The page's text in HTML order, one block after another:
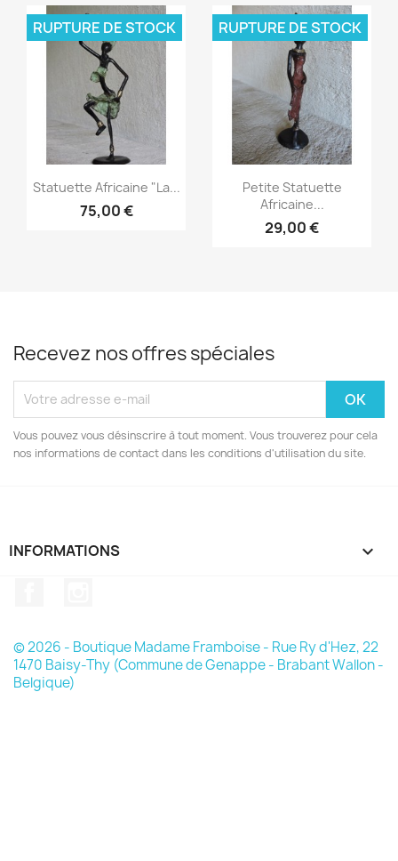
Aperçu rapide
Statuette Africaine "La...
75,00 €
RUPTURE DE STOCK
Aperçu rapide
Petite Statuette
Africaine...
29,00 €
RUPTURE DE STOCK
Recevez nos offres spéciales
Vous pouvez vous désinscrire à tout moment. Vous trouverez pour cela
nos informations de contact dans les conditions d'utilisation du site.
INFORMATIONS 
© 2026 - Boutique Madame Framboise - Rue Ry d'Hez, 22
1470 Baisy-Thy (Commune de Genappe - Brabant Wallon -
Belgique)